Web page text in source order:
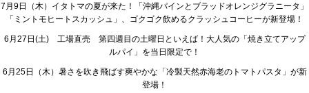
7月9日（木）イタトマの夏が来た！「沖縄パインとブラッドオレンジグラニータ」
「ミントモヒートスカッシュ」、ゴクゴク飲めるクラッシュコーヒーが新登場！
6月27日(土) 工場直売 第四週目の土曜日といえば！大人気の「焼き立てアップ
ルパイ」を当日限定で！
6月25日（木）暑さを吹き飛ばす爽やかな「冷製天然赤海老のトマトパスタ」が新
登場！